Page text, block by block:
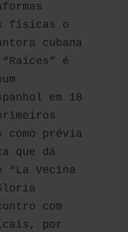
físicas o
cubana
é
em 18
como prévia
que dá
“La Vecina
com
por